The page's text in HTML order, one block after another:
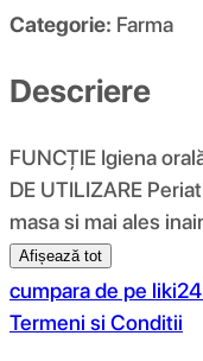
Categorie: Farma
Descriere
FUNCŢIE Igiena
DE UTILIZARE
masa si mai ales
Afișează tot
cumpara de pe
Termeni si Conditii